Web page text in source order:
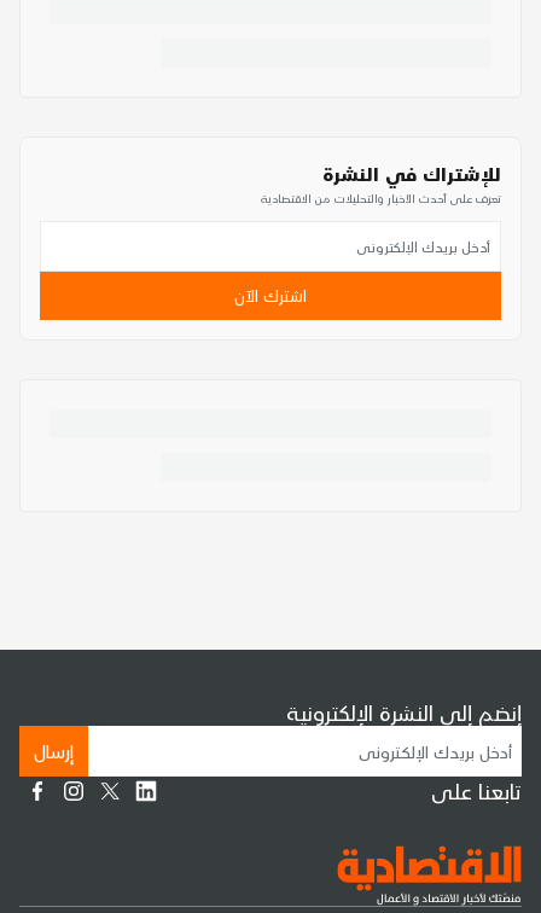
للإشتراك في النشرة
تعرف على أحدث الأخبار والتحليلات من الاقتصادية
اشترك الآن
إنضم إلى النشرة الإلكترونية
إرسال
تابعنا على